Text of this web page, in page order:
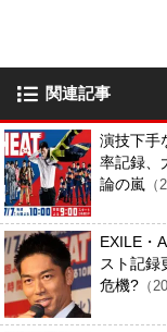
関連記事
演技下手
率記録、
論の嵐
EXILE・
スト記録
危機? （